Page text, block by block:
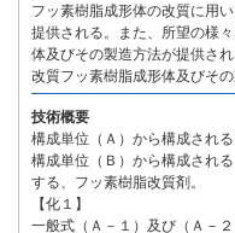
フッ素樹脂成形体の改質に用
提供される。また、所望の様
体及びその製造方法が提供さ
改質フッ素樹脂成形体及びそ
技術概要
構成単位（Ａ）から構成される
構成単位（Ｂ）から構成され
する、フッ素樹脂改質剤。
【化１】
一般式（Ａ－１）及び（Ａ－